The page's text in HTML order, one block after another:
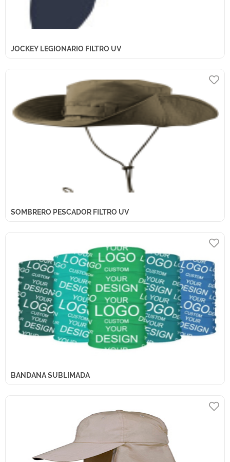
JOCKEY LEGIONARIO FILTRO UV
SOMBRERO PESCADOR FILTRO UV
BANDANA SUBLIMADA